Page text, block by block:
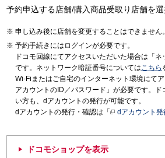
予約申込する店舗/購入商品受取り店舗を選
申し込み後に店舗を変更することはできません。
予約手続きにはログインが必要です。
ドコモ回線にてアクセスいただいた場合は「
です。ネットワーク暗証番号についてはこちら
Wi-Fiまたはご自宅のインターネット環境にて
アカウントのID／パスワード」が必要です。
い方も、dアカウントの発行が可能です。
dアカウントの発行・確認は「
dアカウント発
ドコモショップを表示